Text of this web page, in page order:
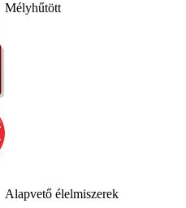
Mélyhűtött
Alapvető élelmiszerek